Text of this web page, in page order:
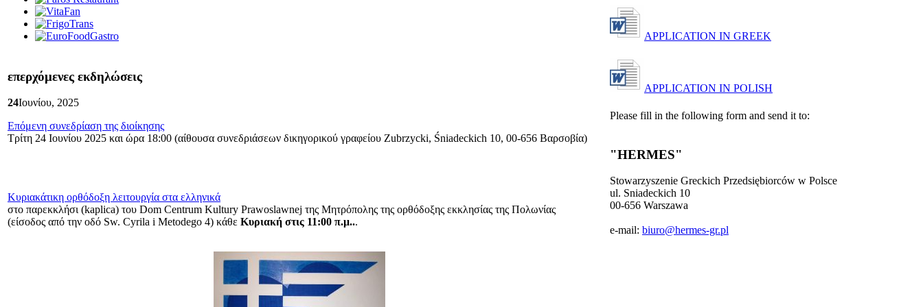
APPLICATION IN GREEK
APPLICATION IN POLISH
Please fill in the following form and send it to:
"HERMES"
Stowarzyszenie Greckich Przedsiębiorców w Polsce
ul. Sniadeckich 10
00-656 Warszawa
e-mail: biuro@hermes-gr.pl
επερχόμενες εκδηλώσεις
24Ιουνίου, 2025
Επόμενη συνεδρίαση της διοίκησης
Τρίτη 24 Ιουνίου 2025 και ώρα 18:00 (αίθουσα συνεδριάσεων δικηγορικού γραφείου Zubrzycki, Śniadeckich 10, 00-656 Βαρσοβία)
Κυριακάτικη ορθόδοξη λειτουργία στα ελληνικά
στο παρεκκλήσι (kaplica) του Dom Centrum Kultury Prawoslawnej της Μητρόπολης της ορθόδοξης εκκλησίας της Πολωνίας
(είσοδος από την οδό Sw. Cyrila i Metodego 4) κάθε Κυριακή στις 11:00 π.μ...